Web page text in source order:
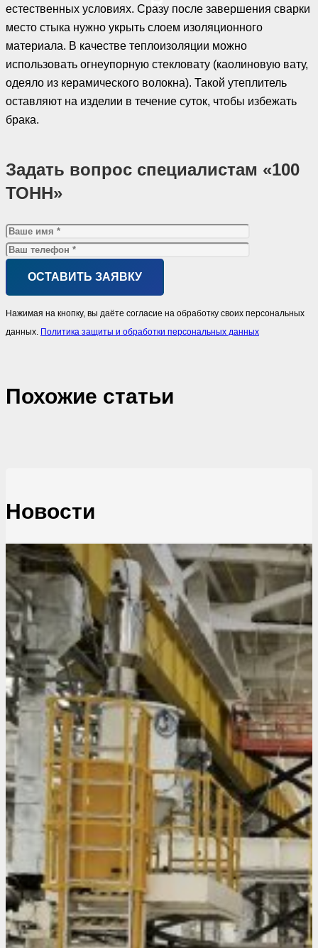
естественных условиях. Сразу после завершения сварки
место стыка нужно укрыть слоем изоляционного
материала. В качестве теплоизоляции можно
использовать огнеупорную стекловату (каолиновую вату,
одеяло из керамического волокна). Такой утеплитель
оставляют на изделии в течение суток, чтобы избежать
брака.
Задать вопрос специалистам «100
ТОНН»
Нажимая на кнопку, вы даёте согласие на обработку своих персональных
данных. Политика защиты и обработки персональных данных
Похожие cтатьи
Новости